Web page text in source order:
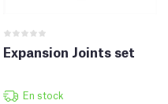
Expansion Joints set
En stock